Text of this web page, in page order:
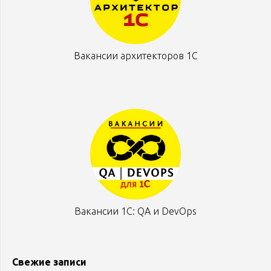
Вакансии архитекторов 1С
Вакансии 1С: QA и DevOps
Свежие записи